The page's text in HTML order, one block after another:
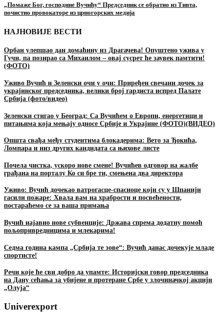
„Помаже Бог, господине Вучићу“ Председник се обратио из Тивта,
почистио провокаторе из црногорских медија
НАЈНОВИЈЕ ВЕСТИ
Oрбан улепшао дан домаћину из Драгачева! Опуштено ужива у
Гучи, па позирао са Михаилом – овај сусрет ће заувек памтити!
(ФОТО)
Уживо Вучић и Зеленски очи у очи: Приређен свечани дочек за
украјинског председника, велики број гардиста испред Палате
Србија (фото/видео)
Зеленски стигао у Београд: Са Вучићем о Европи, енергетици и
питањима која мењају односе Србије и Украјине (ФОТО)(ВИДЕО)
Општа свађа међу студентима блокадерима: Вето за Ђокића,
Ломпара и низ других кандидата са њихове листе
Почела чистка, ускоро нове смене! Вучићев одговор на жалбе
грађана на порталу Ко си бре ти, смењена два директора
Уживо: Вучић дочекао ватрогасце-спасиоце који су у Шпанији
гасили пожаре: Хвала вам на храбрости и посвећености,
постараћемо се за ваша примања
Вучић најавио нове субвенције: Држава спрема додатну помоћ
пољопривредницима и млекарима!
Седма година кампа „Србија те зове“: Вучић данас дочекује младе
спортисте!
Речи које ће сви добро да упамте: Историјски говор председника
на Дану сећања за убијене и протеране Србе у злочиначкој акцији
„Олуја“
Univerexport